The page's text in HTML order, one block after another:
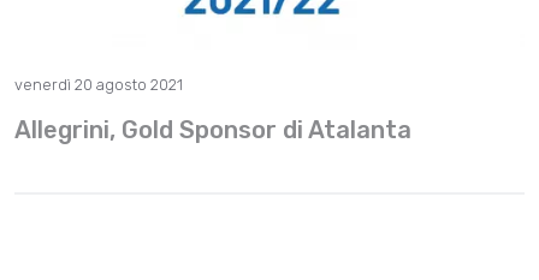
venerdì 20 agosto 2021
Allegrini, Gold Sponsor di Atalanta